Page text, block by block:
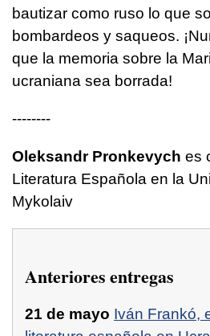
bautizar como ruso lo que
bombardeos y saqueos.
que la memoria sobre la
ucraniana sea borrada!
--------
Oleksandr Pronkevych es
Literatura Española en la
Mykolaiv
Anteriores entregas
21 de mayo Iván Frankó,